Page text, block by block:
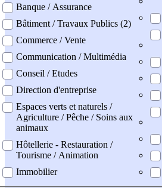
Banque / Assurance
Bâtiment / Travaux Publics (2)
Commerce / Vente
Communication / Multimédia
Conseil / Etudes
Direction d'entreprise
Espaces verts et naturels /
Agriculture / Pêche / Soins aux
animaux
Hôtellerie - Restauration /
Tourisme / Animation
Immobilier